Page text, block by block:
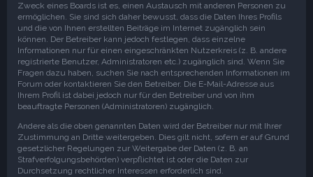
Zweck eines Boards ist es, einen Austausch mit anderen Personen zu
ermöglichen. Sie sind sich daher bewusst, dass die Daten Ihres Profils
und die von Ihnen erstellten Beiträge im Internet zugänglich sein
können. Der Betreiber kann jedoch festlegen, dass einzelne
Informationen nur für einen eingeschränkten Nutzerkreis (z. B. andere
registrierte Benutzer, Administratoren etc.) zugänglich sind. Wenn Sie
Fragen dazu haben, suchen Sie nach entsprechenden Informationen im
Forum oder kontaktieren Sie den Betreiber. Die E-Mail-Adresse aus
Ihrem Profil ist dabei jedoch nur für den Betreiber und von ihm
beauftragte Personen (Administratoren) zugänglich.
Andere als die oben genannten Daten wird der Betreiber nur mit Ihrer
Zustimmung an Dritte weitergeben. Dies gilt nicht, sofern er auf Grund
gesetzlicher Regelungen zur Weitergabe der Daten (z. B. an
Strafverfolgungsbehörden) verpflichtet ist oder die Daten zur
Durchsetzung rechtlicher Interessen erforderlich sind.